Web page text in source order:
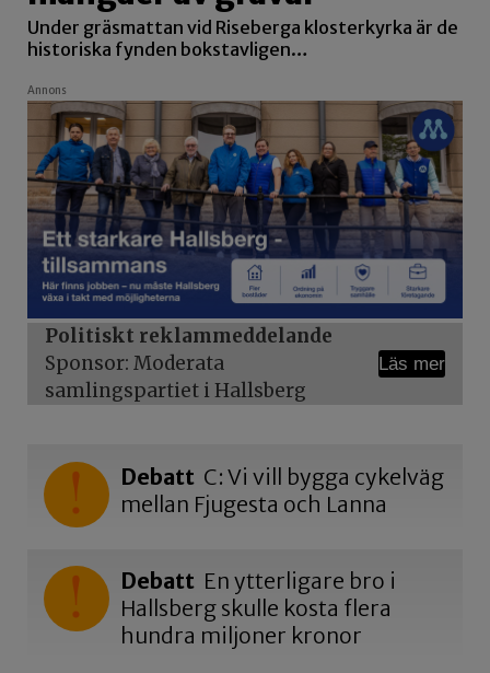
Under gräsmattan vid Riseberga klosterkyrka är de
historiska fynden bokstavligen…
Annons
Politiskt reklammeddelande
Sponsor: Moderata
samlingspartiet i Hallsberg
Läs mer
Debatt C: Vi vill bygga cykelväg
mellan Fjugesta och Lanna
Debatt En ytterligare bro i
Hallsberg skulle kosta flera
hundra miljoner kronor